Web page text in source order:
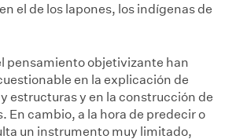
el de los lapones, los indígenas de
pensamiento objetivizante han
en la explicación de
estructuras y en la construcción de
En cambio, a la hora de predecir o
un instrumento muy limitado,